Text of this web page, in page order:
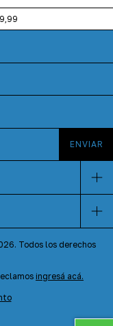
Todos los derechos
ingresá acá.